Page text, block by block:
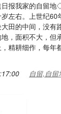
报我家的自留
左右。上世纪60
田的中间，没有
，面积不大，但
精耕细作，每年
自留,自